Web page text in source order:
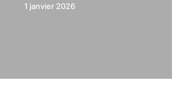
1 janvier 2026